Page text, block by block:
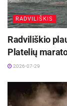
RADVILIŠKIS
Radviliškio
Platelių
2026-07-29